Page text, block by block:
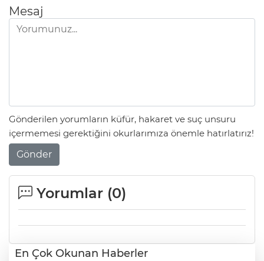
Mesaj
Gönderilen yorumların küfür, hakaret ve suç unsuru
içermemesi gerektiğini okurlarımıza önemle hatırlatırız!
Gönder
Yorumlar (0)
En Çok Okunan Haberler